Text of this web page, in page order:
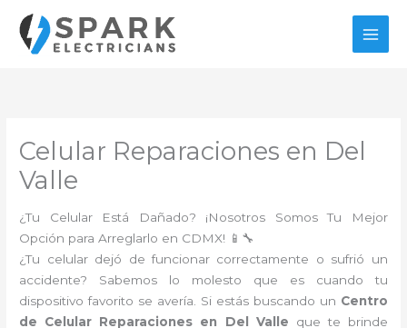
contenido
Celular Reparaciones en Del
Valle
¿Tu Celular Está Dañado? ¡Nosotros Somos Tu Mejor
Opción para Arreglarlo en CDMX! 📱🔧
¿Tu celular dejó de funcionar correctamente o sufrió un
accidente? Sabemos lo molesto que es cuando tu
dispositivo favorito se avería. Si estás buscando un Centro
de Celular Reparaciones en Del Valle que te brinde